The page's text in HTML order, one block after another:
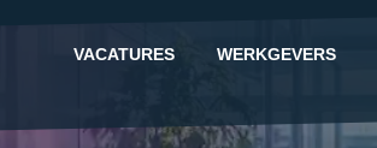
VACATURES WERKGEVERS